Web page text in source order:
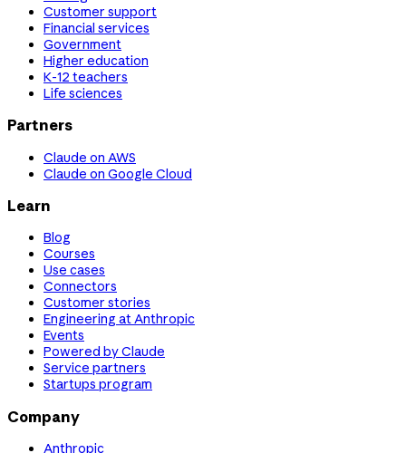
Customer support
Financial services
Government
Higher education
K-12 teachers
Life sciences
Partners
Claude on AWS
Claude on Google Cloud
Learn
Blog
Courses
Use cases
Connectors
Customer stories
Engineering at Anthropic
Events
Powered by Claude
Service partners
Startups program
Company
Anthropic